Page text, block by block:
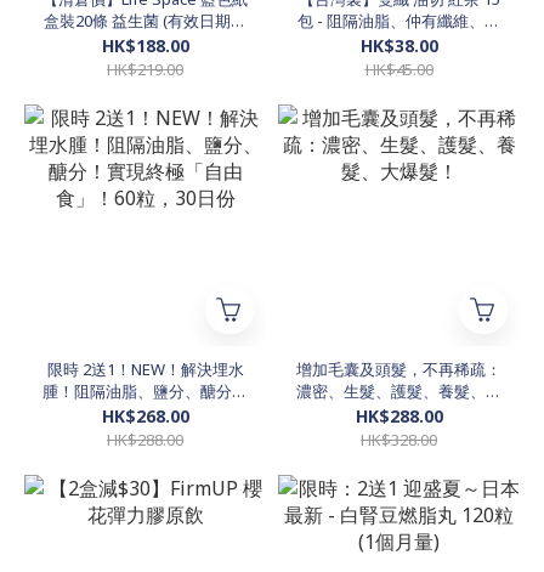
盒裝20條 益生菌 (有效日期：
3/2027或之後)
HK$188.00
HK$219.00
包 - 阻隔油脂、仲有纖維、好
好飲嘅有益紅茶
HK$38.00
HK$45.00
限時 2送1！NEW！解決埋水
腫！阻隔油脂、鹽分、醣分！
實現終極「自由食」！60
粒，30日份
HK$268.00
HK$288.00
增加毛囊及頭髮，不再稀疏：
濃密、生髮、護髮、養髮、大
爆髮！
HK$288.00
HK$328.00